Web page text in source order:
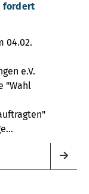
fordert
04.02.
e.V.
"Wahl